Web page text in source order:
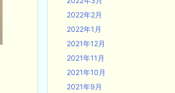
2022年2月
2022年1月
2021年12月
2021年11月
2021年10月
2021年9月